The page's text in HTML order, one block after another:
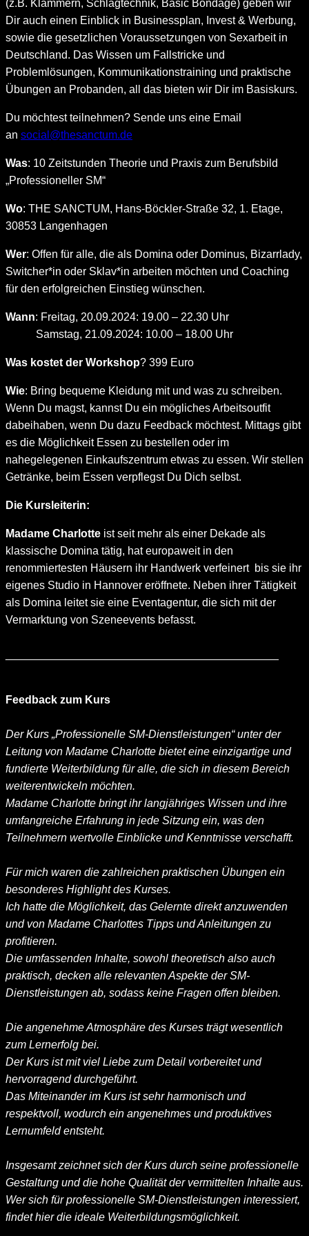
(z.B. Klammern, Schlagtechnik, Basic Bondage) geben wir
Dir auch einen Einblick in Businessplan, Invest & Werbung,
sowie die gesetzlichen Voraussetzungen von Sexarbeit in
Deutschland. Das Wissen um Fallstricke und
Problemlösungen, Kommunikationstraining und praktische
Übungen an Probanden, all das bieten wir Dir im Basiskurs.
Du möchtest teilnehmen? Sende uns eine Email
an social@thesanctum.de
Was: 10 Zeitstunden Theorie und Praxis zum Berufsbild
„Professioneller SM“
Wo: THE SANCTUM, Hans-Böckler-Straße 32, 1. Etage,
30853 Langenhagen
Wer: Offen für alle, die als Domina oder Dominus, Bizarrlady,
Switcher*in oder Sklav*in arbeiten möchten und Coaching
für den erfolgreichen Einstieg wünschen.
Wann: Freitag, 20.09.2024: 19.00 – 22.30 Uhr
Samstag, 21.09.2024: 10.00 – 18.00 Uhr
Was kostet der Workshop? 399 Euro
Wie: Bring bequeme Kleidung mit und was zu schreiben.
Wenn Du magst, kannst Du ein mögliches Arbeitsoutfit
dabeihaben, wenn Du dazu Feedback möchtest. Mittags gibt
es die Möglichkeit Essen zu bestellen oder im
nahegelegenen Einkaufszentrum etwas zu essen. Wir stellen
Getränke, beim Essen verpflegst Du Dich selbst.
Die Kursleiterin:
Madame Charlotte ist seit mehr als einer Dekade als
klassische Domina tätig, hat europaweit in den
renommiertesten Häusern ihr Handwerk verfeinert bis sie ihr
eigenes Studio in Hannover eröffnete. Neben ihrer Tätigkeit
als Domina leitet sie eine Eventagentur, die sich mit der
Vermarktung von Szeneevents befasst.
Feedback zum Kurs
Der Kurs „Professionelle SM-Dienstleistungen“ unter der
Leitung von Madame Charlotte bietet eine einzigartige und
fundierte Weiterbildung für alle, die sich in diesem Bereich
weiterentwickeln möchten.
Madame Charlotte bringt ihr langjähriges Wissen und ihre
umfangreiche Erfahrung in jede Sitzung ein, was den
Teilnehmern wertvolle Einblicke und Kenntnisse verschafft.
Für mich waren die zahlreichen praktischen Übungen ein
besonderes Highlight des Kurses.
Ich hatte die Möglichkeit, das Gelernte direkt anzuwenden
und von Madame Charlottes Tipps und Anleitungen zu
profitieren.
Die umfassenden Inhalte, sowohl theoretisch also auch
praktisch, decken alle relevanten Aspekte der SM-
Dienstleistungen ab, sodass keine Fragen offen bleiben.
Die angenehme Atmosphäre des Kurses trägt wesentlich
zum Lernerfolg bei.
Der Kurs ist mit viel Liebe zum Detail vorbereitet und
hervorragend durchgeführt.
Das Miteinander im Kurs ist sehr harmonisch und
respektvoll, wodurch ein angenehmes und produktives
Lernumfeld entsteht.
Insgesamt zeichnet sich der Kurs durch seine professionelle
Gestaltung und die hohe Qualität der vermittelten Inhalte aus.
Wer sich für professionelle SM-Dienstleistungen interessiert,
findet hier die ideale Weiterbildungsmöglichkeit.